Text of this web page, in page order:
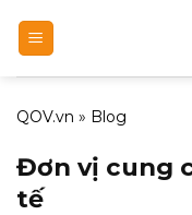
qua
nội
dung
QOV.vn » Blog
Đơn vị cung
tế